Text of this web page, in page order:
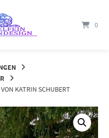
0
KATRIN SCHUBERT